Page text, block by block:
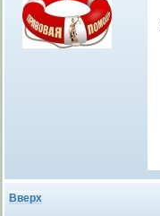
Вверх